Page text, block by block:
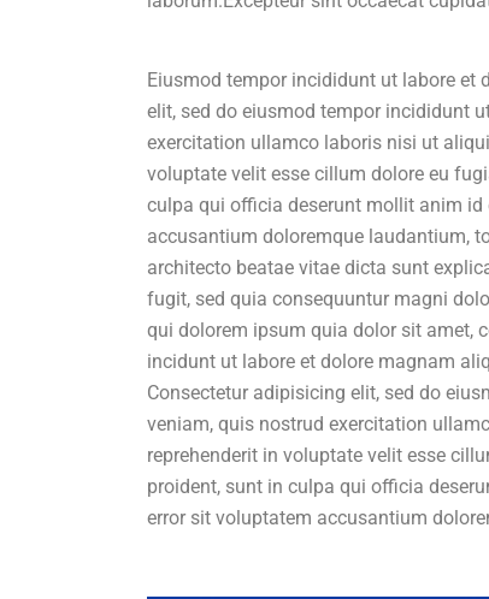
Eiusmod tempor incididunt ut labore
elit, sed do eiusmod tempor incididunt
exercitation ullamco laboris nisi ut
voluptate velit esse cillum dolore eu
culpa qui officia deserunt mollit anim
accusantium doloremque laudantium,
architecto beatae vitae dicta sunt
fugit, sed quia consequuntur magni
qui dolorem ipsum quia dolor sit amet,
incidunt ut labore et dolore magnam
Consectetur adipisicing elit, sed do
veniam, quis nostrud exercitation
reprehenderit in voluptate velit esse
proident, sunt in culpa qui officia
error sit voluptatem accusantium